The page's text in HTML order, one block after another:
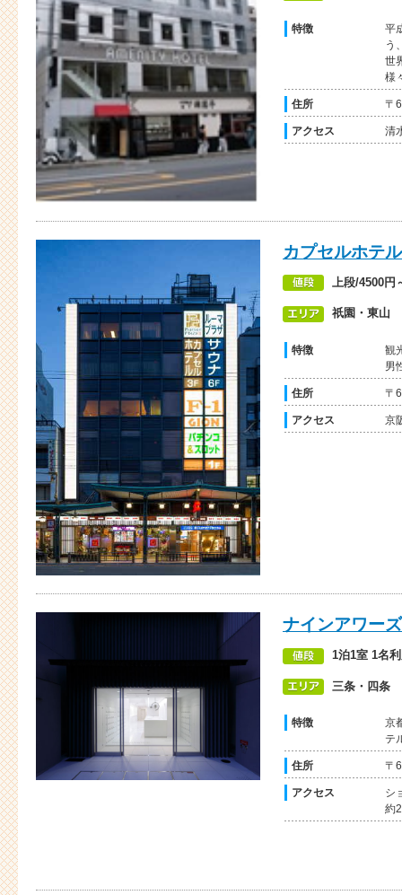
特徴
平
う
世
様
住所 〒
アクセス 清
カプセルホテ
上段/4500
祇園・東山
特徴
観
男
住所 〒
アクセス 京
ナインアワー
1泊1室 1名
三条・四条
特徴
京
テ
住所 〒
アクセス
シ
約